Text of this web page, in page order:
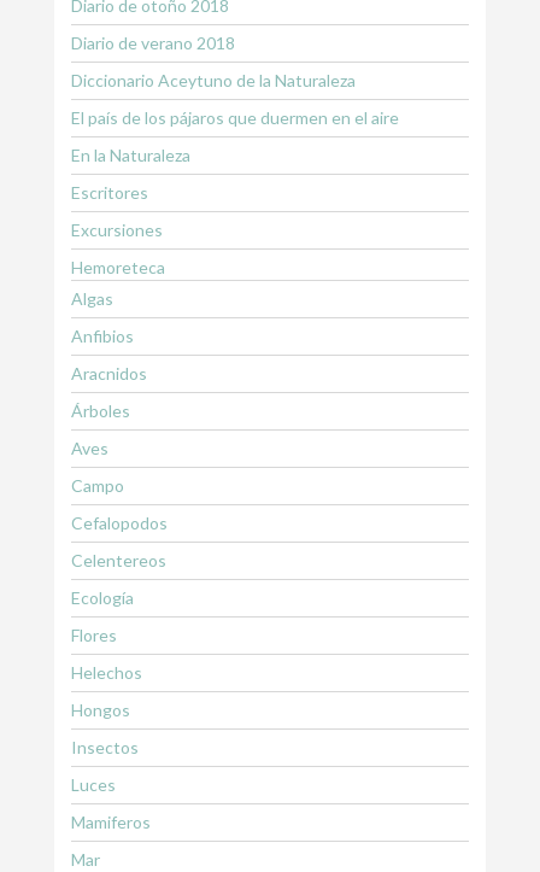
Diario de otoño 2018
Diario de verano 2018
Diccionario Aceytuno de la Naturaleza
El país de los pájaros que duermen en el aire
En la Naturaleza
Escritores
Excursiones
Hemoreteca
Algas
Anfibios
Aracnidos
Árboles
Aves
Campo
Cefalopodos
Celentereos
Ecología
Flores
Helechos
Hongos
Insectos
Luces
Mamiferos
Mar